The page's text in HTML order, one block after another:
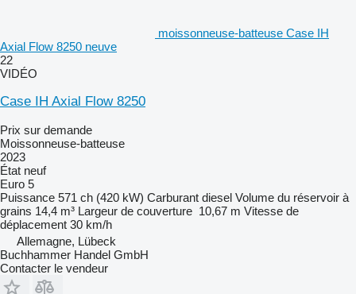
moissonneuse-batteuse Case IH
Axial Flow 8250 neuve
22
VIDÉO
Case IH Axial Flow 8250
Prix sur demande
Moissonneuse-batteuse
2023
État neuf
Euro 5
Puissance 571 ch (420 kW) Carburant diesel Volume du réservoir à
grains 14,4 m³ Largeur de couverture 10,67 m Vitesse de
déplacement 30 km/h
Allemagne, Lübeck
Buchhammer Handel GmbH
Contacter le vendeur